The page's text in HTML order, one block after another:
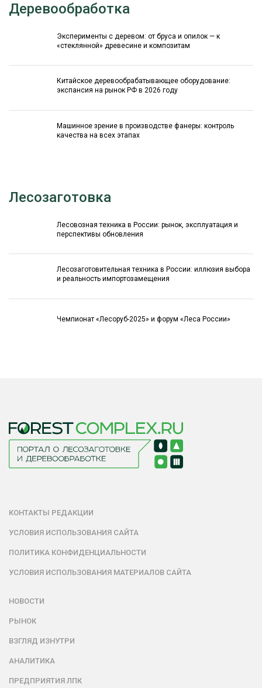
Деревообработка
Эксперименты с деревом: от бруса и опилок — к
«стеклянной» древесине и композитам
Китайское деревообрабатывающее оборудование:
экспансия на рынок РФ в 2026 году
Машинное зрение в производстве фанеры: контроль
качества на всех этапах
Лесозаготовка
Лесовозная техника в России: рынок, эксплуатация и
перспективы обновления
Лесозаготовительная техника в России: иллюзия выбора
и реальность импортозамещения
Чемпионат «Лесоруб-2025» и форум «Леса России»
КОНТАКТЫ РЕДАКЦИИ
УСЛОВИЯ ИСПОЛЬЗОВАНИЯ САЙТА
ПОЛИТИКА КОНФИДЕНЦИАЛЬНОСТИ
УСЛОВИЯ ИСПОЛЬЗОВАНИЯ МАТЕРИАЛОВ САЙТА
НОВОСТИ
РЫНОК
ВЗГЛЯД ИЗНУТРИ
АНАЛИТИКА
ПРЕДПРИЯТИЯ ЛПК